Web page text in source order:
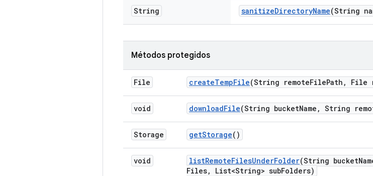
String sanitizeDirectoryName(String
Métodos protegidos
File createTempFile(String remoteFilePath , File
void downloadFile(String bucketName , String
Storage getStorage()
void listRemoteFilesUnderFolder(String bucket
Files, List<String> subFolders)